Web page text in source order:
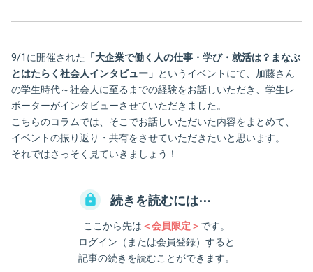
9/1に開催された
「大企業で働く人の仕事・学び・就活は？まなぶ
とはたらく社会人インタビュー」 というイベントにて、加藤さん
の学生時代～社会人に至るまでの経験をお話しいただき、学生レ
ポーターがインタビューさせていただきました。
こちらのコラムでは、そこでお話しいただいた内容をまとめて、
イベントの振り返り・共有をさせていただきたいと思います。
それではさっそく見ていきましょう！
続きを読むには⋯
ここから先は ＜会員限定＞ です。
ログイン（または会員登録）すると
記事の続きを読むことができます。